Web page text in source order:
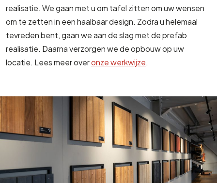
realisatie. We gaan met u om tafel zitten om uw wensen
om te zetten in een haalbaar design. Zodra u helemaal
tevreden bent, gaan we aan de slag met de prefab
realisatie. Daarna verzorgen we de opbouw op uw
locatie. Lees meer overonze werkwijze.